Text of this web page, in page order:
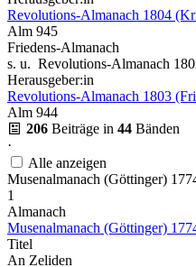
Revolutions-Almanach 1804
Alm 945
Friedens-Almanach
s. u. Revolutions-Almanach
Herausgeber:in
Revolutions-Almanach 1803
Alm 944
206 Beiträge in 44 Bänden
·
Alle anzeigen
Musenalmanach (Göttinger)
1
Almanach
Musenalmanach (Göttinger)
Titel
An Zeliden